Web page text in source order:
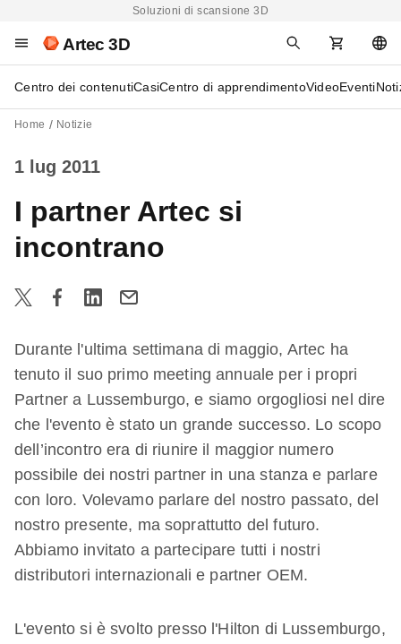
Soluzioni di scansione 3D
Artec 3D
Centro dei contenutiCasiCentro di apprendimentoVideoEventi
Home Notizie
1 lug 2011
I partner Artec si
incontrano
Durante l'ultima settimana di maggio, Artec ha
tenuto il suo primo meeting annuale per i propri
Partner a Lussemburgo, e siamo orgogliosi nel dire
che l'evento è stato un grande successo. Lo scopo
dell’incontro era di riunire il maggior numero
possibile dei nostri partner in una stanza e parlare
con loro. Volevamo parlare del nostro passato, del
nostro presente, ma soprattutto del futuro.
Abbiamo invitato a partecipare tutti i nostri
distributori internazionali e partner OEM.
L'evento si è svolto presso l'Hilton di Lussemburgo,